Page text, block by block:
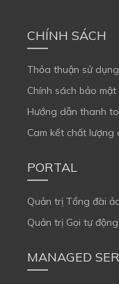
CHÍNH SÁCH
Thỏa thuận sử dụng
Chính sách bảo mật
Hướng dẫn thanh
Cam kết chất lượng
PORTAL
Quản trị Tổng đài
Quản trị Gọi tự động
MANAGED